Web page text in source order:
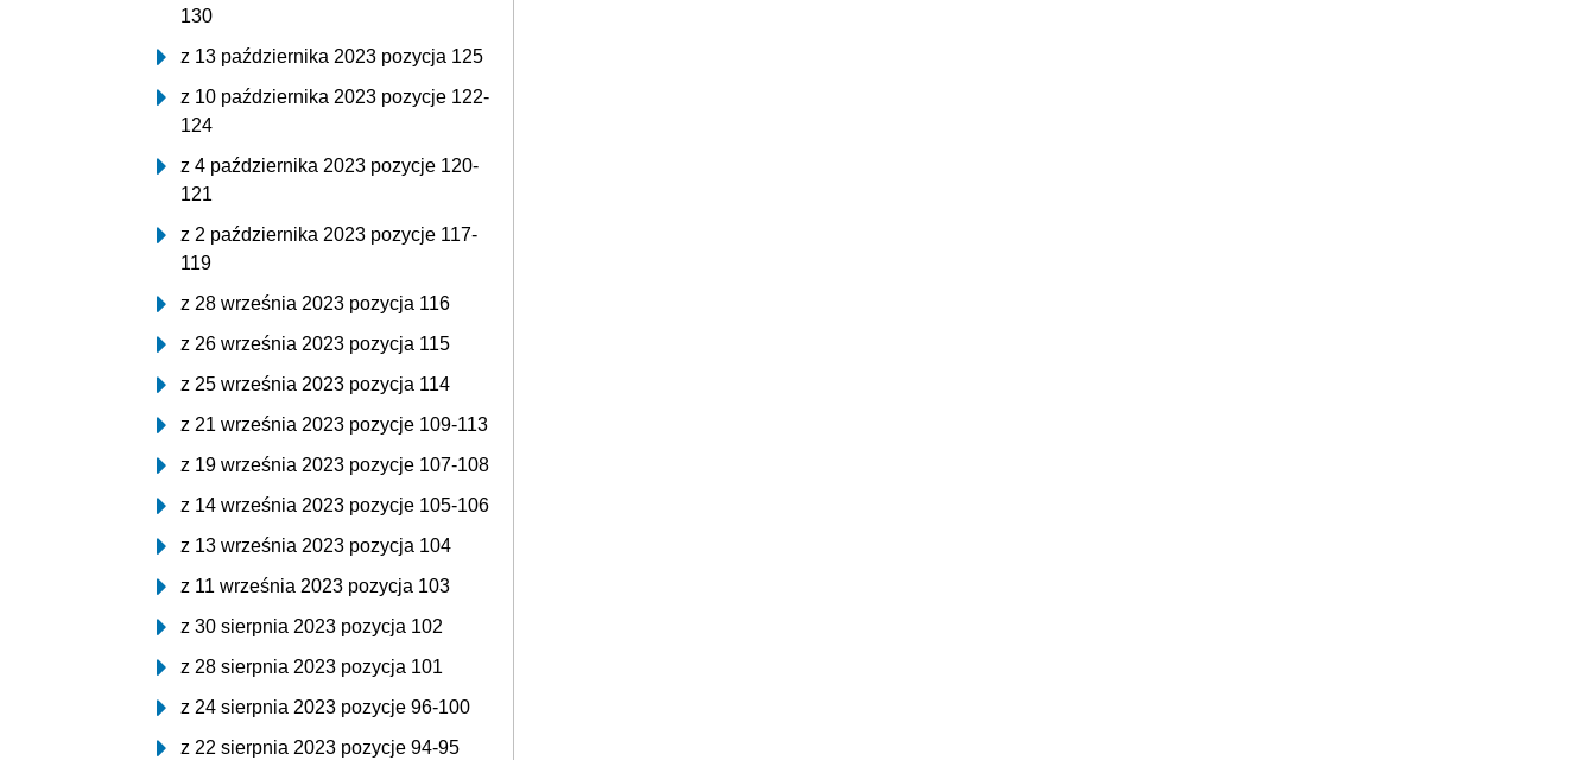
130
z 13 października 2023 pozycja 125
z 10 października 2023 pozycje 122-
124
z 4 października 2023 pozycje 120-
121
z 2 października 2023 pozycje 117-
119
z 28 września 2023 pozycja 116
z 26 września 2023 pozycja 115
z 25 września 2023 pozycja 114
z 21 września 2023 pozycje 109-113
z 19 września 2023 pozycje 107-108
z 14 września 2023 pozycje 105-106
z 13 września 2023 pozycja 104
z 11 września 2023 pozycja 103
z 30 sierpnia 2023 pozycja 102
z 28 sierpnia 2023 pozycja 101
z 24 sierpnia 2023 pozycje 96-100
z 22 sierpnia 2023 pozycje 94-95